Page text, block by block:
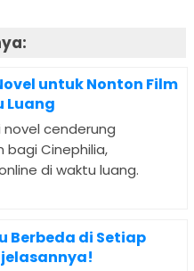
untuk Nonton Film
Luang
cenderung
bagi Cinephilia,
di waktu luang.
Berbeda di Setiap